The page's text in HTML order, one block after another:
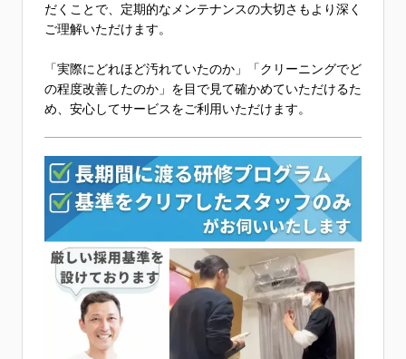
だくことで、定期的なメンテナンスの大切さもより深く
ご理解いただけます。
「実際にどれほど汚れていたのか」「クリーニングでど
の程度改善したのか」を目で見て確かめていただけるた
め、安心してサービスをご利用いただけます。